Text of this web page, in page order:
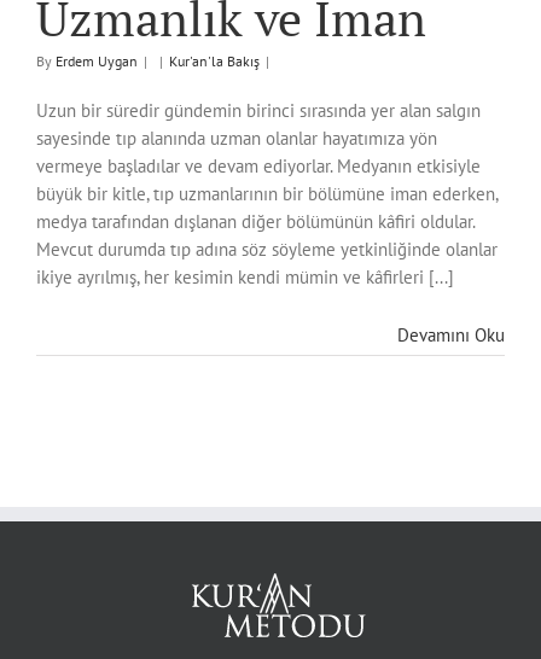
Uzmanlık ve İman
By Erdem Uygan | | Kur'an'la Bakış |
Uzun bir süredir gündemin birinci sırasında yer alan salgın
sayesinde tıp alanında uzman olanlar hayatımıza yön
vermeye başladılar ve devam ediyorlar. Medyanın etkisiyle
büyük bir kitle, tıp uzmanlarının bir bölümüne iman ederken,
medya tarafından dışlanan diğer bölümünün kâfiri oldular.
Mevcut durumda tıp adına söz söyleme yetkinliğinde olanlar
ikiye ayrılmış, her kesimin kendi mümin ve kâfirleri [...]
Devamını Oku